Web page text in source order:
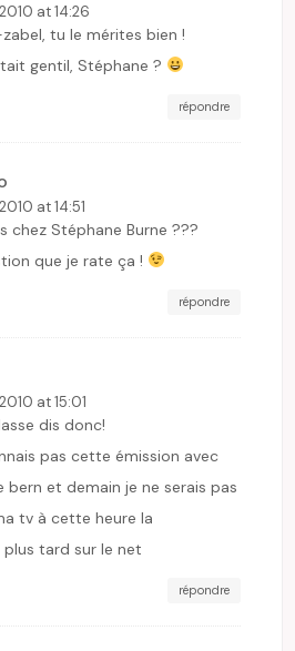
at 14:26
tu le mérites bien !
gentil, Stéphane ?
répondre
at 14:51
chez Stéphane Burne ???
que je rate ça !
répondre
at 15:01
dis donc!
pas cette émission avec
bern et demain je ne serais pas
tv à cette heure la
plus tard sur le net
répondre